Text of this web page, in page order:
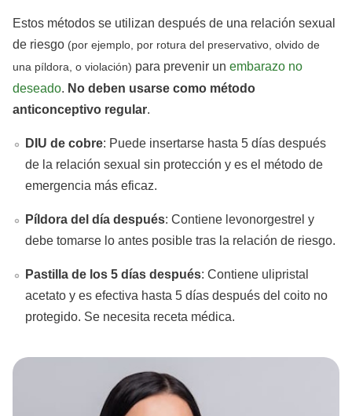
Estos métodos se utilizan después de una relación sexual
de riesgo (por ejemplo, por rotura del preservativo, olvido de
una píldora, o violación) para prevenir un embarazo no
deseado. No deben usarse como método
anticonceptivo regular.
DIU de cobre: Puede insertarse hasta 5 días después
de la relación sexual sin protección y es el método de
emergencia más eficaz.
Píldora del día después: Contiene levonorgestrel y
debe tomarse lo antes posible tras la relación de riesgo.
Pastilla de los 5 días después: Contiene ulipristal
acetato y es efectiva hasta 5 días después del coito no
protegido. Se necesita receta médica.